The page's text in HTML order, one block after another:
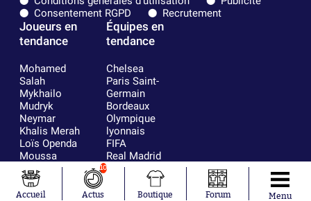
Consentement RGPD
Recrutement
Joueurs en
tendance
Mohamed
Salah
Mykhailo
Mudryk
Neymar
Khalis Merah
Loïs Openda
Moussa
Niakhaté
Nicolás
Tagliafico
Équipes en
tendance
Chelsea
Paris Saint-
Germain
Bordeaux
Olympique
lyonnais
FIFA
Real Madrid
RC Strasbourg
AC Milan
Accueil
10
Actus Boutique Forum Menu